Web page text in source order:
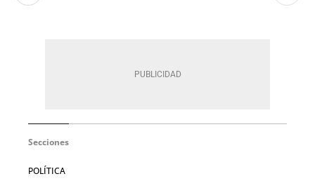
Secciones
POLÍTICA